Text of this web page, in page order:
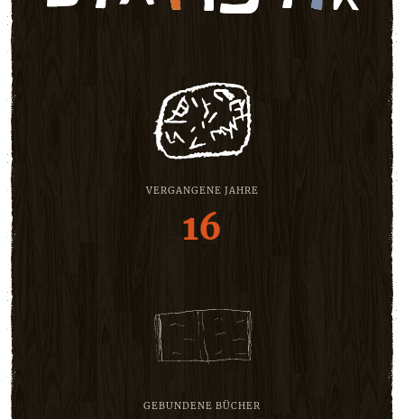
VERGANGENE JAHRE
16
GEBUNDENE BÜCHER